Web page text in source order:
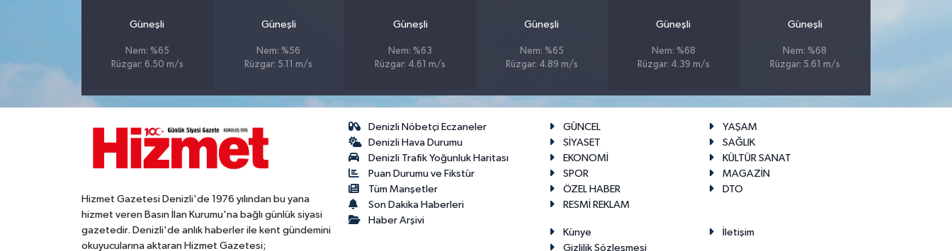
Güneşli
Nem: %65
Rüzgar: 6.50 m/s
Güneşli
Nem: %56
Rüzgar: 5.11 m/s
Güneşli
Nem: %63
Rüzgar: 4.61 m/s
Güneşli
Nem: %65
Rüzgar: 4.89 m/s
Güneşli
Nem: %68
Rüzgar: 4.39 m/s
Güneşli
Nem: %68
Rüzgar: 5.61 m/s
Hizmet Gazetesi Denizli'de 1976 yılından bu yana
hizmet veren Basın İlan Kurumu'na bağlı günlük siyasi
gazetedir. Denizli'de anlık haberler ile kent gündemini
okuyucularına aktaran Hizmet Gazetesi;
Denizli Nöbetçi Eczaneler
Denizli Hava Durumu
Denizli Trafik Yoğunluk Haritası
Puan Durumu ve Fikstür
Tüm Manşetler
Son Dakika Haberleri
Haber Arşivi
GÜNCEL
YAŞAM
SİYASET
SAĞLIK
EKONOMİ
KÜLTÜR SANAT
SPOR
MAGAZİN
ÖZEL HABER
DTO
RESMİ REKLAM
Künye
İletişim
Gizlilik Sözleşmesi